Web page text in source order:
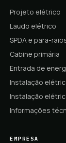
Projeto elétrico
Laudo elétrico
SPDA e para-
Cabine primária
Entrada de
Instalação
Instalação
Informações
EMPRESA